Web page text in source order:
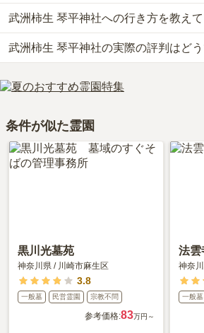
武洲柿生 琴平神社では、一般墓が約80万円
ただけます。
なお、武洲柿生 琴平神社がある神奈川県の
万円（墓石代別途）です。
お墓は、価格が高いものがよい、安いもの
武洲柿生 琴平神社への行き方を教えて
公共交通機関の場合、神奈中バス「琴平下
す。
車の場合、東名高速道路「横浜青葉インタ
す。
確認ください。
武洲柿生 琴平神社の実際の評判はどう
武洲柿生 琴平神社の口コミはまだ投稿され
口コミはあくまで一つの目安です。資料請
条件が似た霊園
黒川光墓苑
神奈川県 / 川崎市麻生区
3.8
一般墓 民営霊園 宗教不問
参考価格:83万円～
法雲
神奈
一般墓